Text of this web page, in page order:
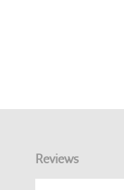
Reviews